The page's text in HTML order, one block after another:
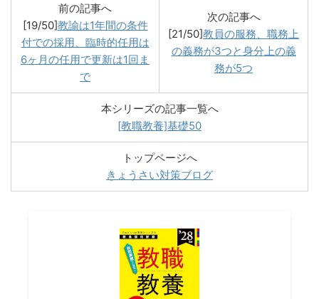
前の記事へ
[19/50]教諭は1年間の条件
付での採用、臨時的任用は
6ヶ月の任用で更新は1回ま
で
次の記事へ
[21/50]教員の服務、職務上
の義務が3つと身分上の義
務が5つ
本シリーズの記事一覧へ
[教職教養]基礎50
トップページへ
きょうさい対策ブログ